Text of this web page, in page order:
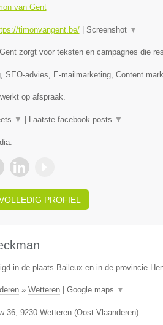
van Gent
timonvangent.be/| Screenshot ▼
zorgt voor teksten en campagnes die
SEO-advies, E-mailmarketing, Content
op afspraak.
▼ Laatste facebook posts ▼
PROFIEL
in de plaats Baileux en in de provincie
» Wetteren| Google maps ▼
36, 9230 Wetteren(Oost-Vlaanderen)